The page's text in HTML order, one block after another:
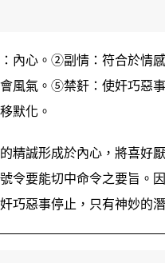
：內心。②副情：符合於情
風氣。⑤禁姧：使奸巧惡
默化。
的精誠形成於內心，將喜好
令要能切中命令之要旨。
巧惡事停止，只有神妙的